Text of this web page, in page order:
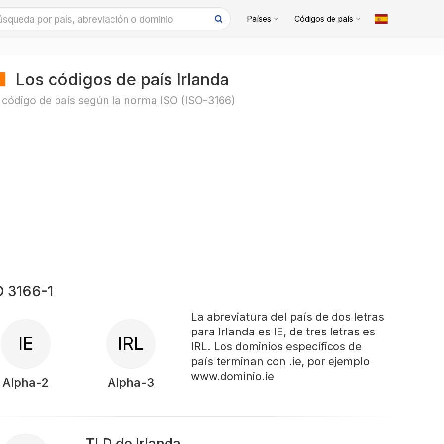
Países Códigos de país
Los códigos de país Irlanda
de país según la norma ISO (ISO-3166)
3166-1
IE
Alpha-2
IRL
Alpha-3
La abreviatura del país de dos letras
para Irlanda es IE, de tres letras es
IRL. Los dominios específicos de
país terminan con .ie, por ejemplo
www.dominio.ie